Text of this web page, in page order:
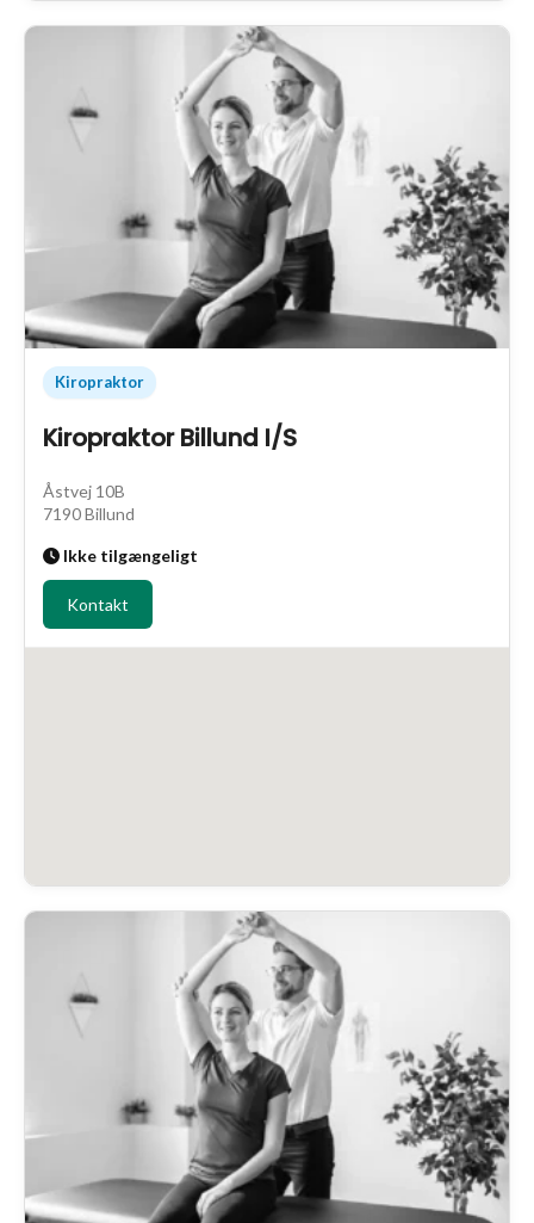
Kiropraktor
Kiropraktor Billund I/S
Åstvej 10B
7190 Billund
Ikke tilgængeligt
Kontakt